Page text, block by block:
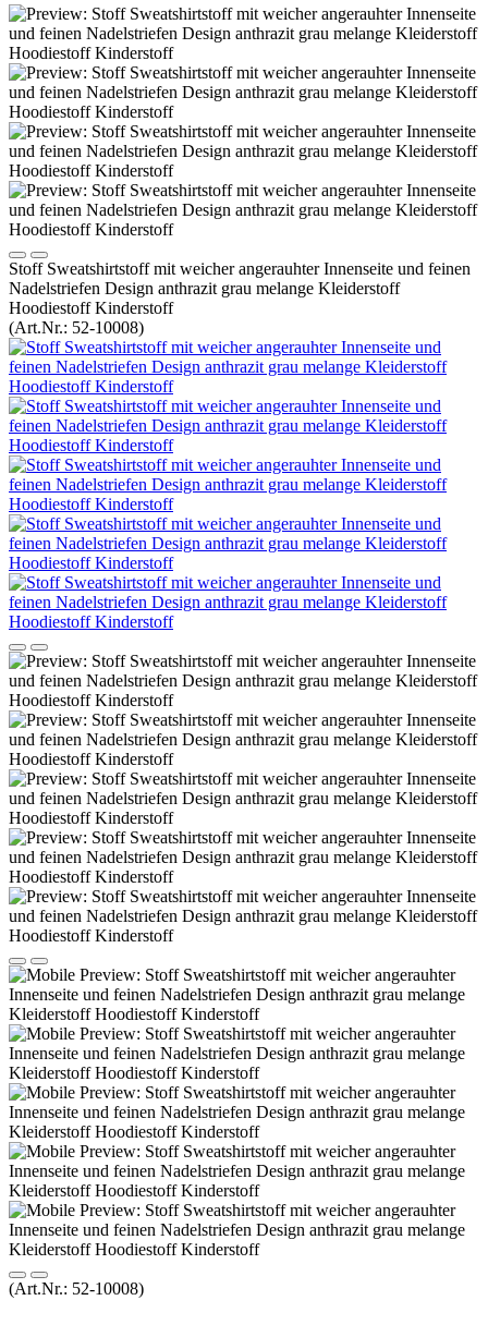
Stoff Sweatshirtstoff mit weicher angerauhter Innenseite und feinen
Nadelstriefen Design anthrazit grau melange Kleiderstoff
Hoodiestoff Kinderstoff
(Art.Nr.: 52-10008)
(Art.Nr.: 52-10008)